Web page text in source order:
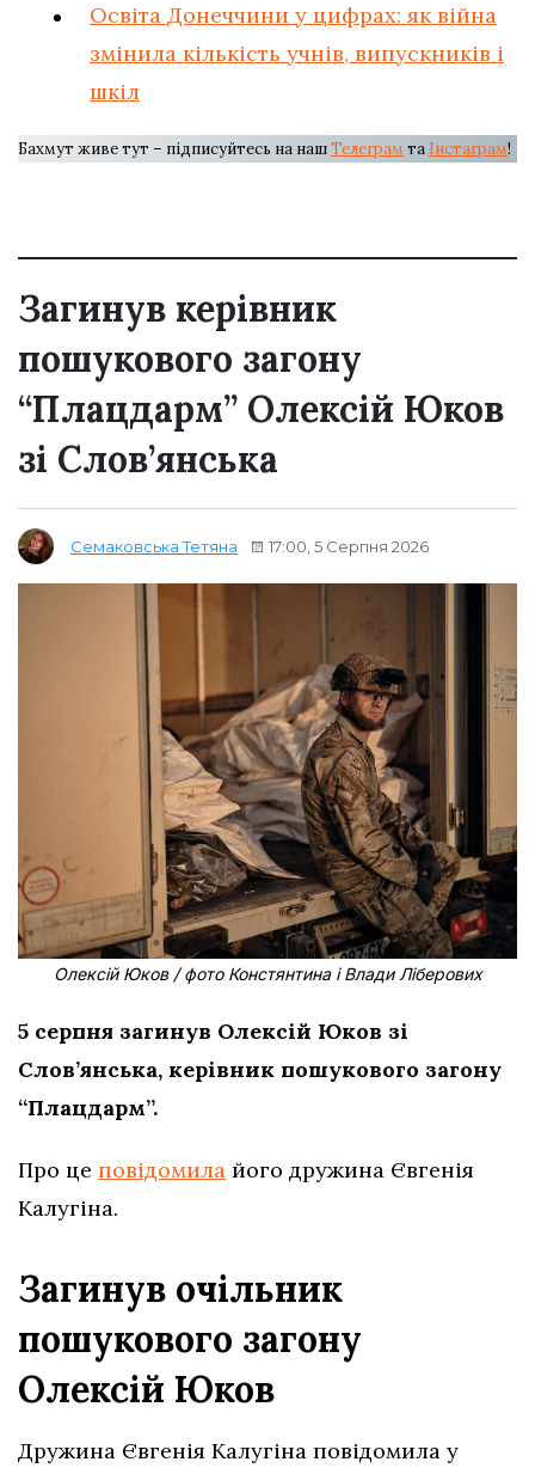
Освіта Донеччини у цифрах: як війна
змінила кількість учнів, випускників і
шкіл
Бахмут живе тут – підписуйтесь на нашТелеграм та Інстаграм!
Загинув керівник
пошукового загону
“Плацдарм” Олексій Юков
зі Слов’янська
Семаковська Тетяна 17:00, 5 Серпня 2026
Олексій Юков / фото Констянтина і Влади Ліберових
5 серпня загинув Олексій Юков зі
Слов’янська, керівник пошукового загону
“Плацдарм”.
Про це повідомила його дружина Євгенія
Калугіна.
Загинув очільник
пошукового загону
Олексій Юков
Дружина Євгенія Калугіна повідомила у